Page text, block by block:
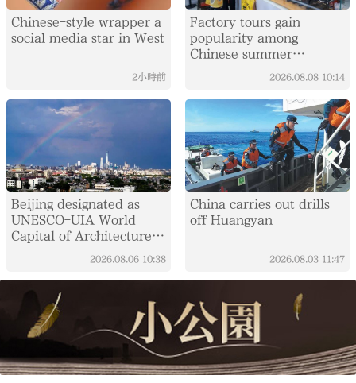
Chinese-style wrapper a
social media star in West
2小時前
Factory tours gain
popularity among
Chinese summer
2026.08.08 10:14
Beijing designated as
UNESCO-UIA World
Capital of Architecture
2026.08.06 10:38
China carries out drills
off Huangyan
2026.08.03 11:47